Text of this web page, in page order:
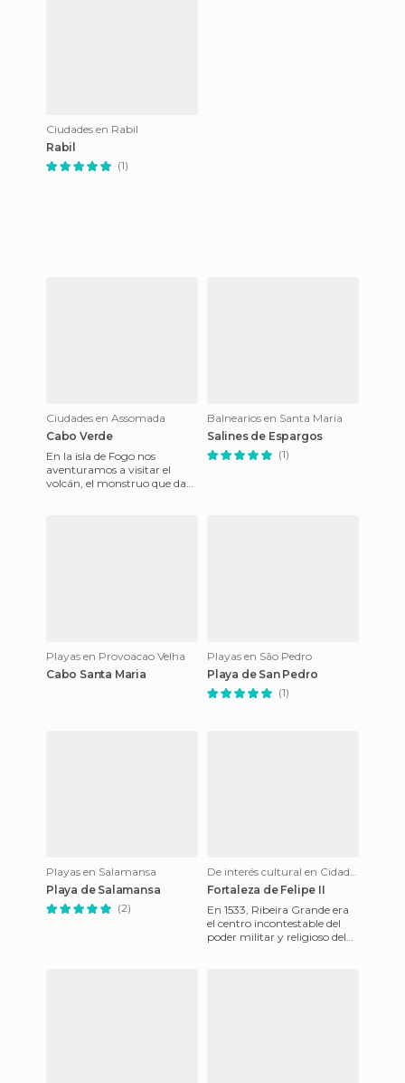
Ciudades en Rabil
Rabil
(1)
Ciudades en Assomada
Cabo Verde
En la isla de Fogo nos
aventuramos a visitar el
volcán, el monstruo que da
Balnearios en Santa Maria
Salines de Espargos
(1)
Playas en Provoacao Velha
Cabo Santa Maria
Playas en São Pedro
Playa de San Pedro
(1)
Playas en Salamansa
Playa de Salamansa
(2)
De interés cultural en Cidade Velha
Fortaleza de Felipe II
En 1533, Ribeira Grande era
el centro incontestable del
poder militar y religioso del